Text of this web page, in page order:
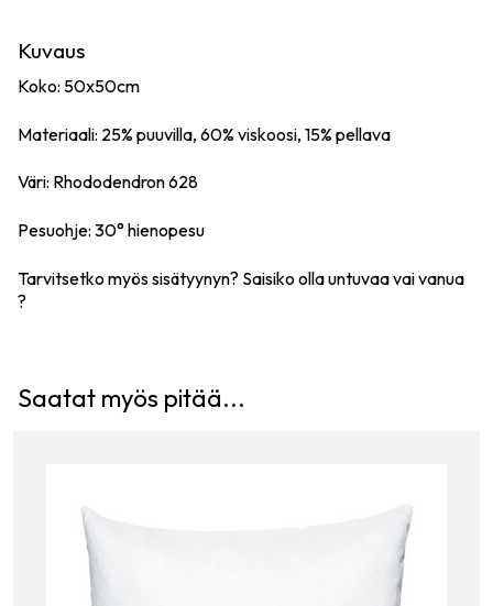
Kuvaus
Koko: 50x50cm
Materiaali: 25% puuvilla, 60% viskoosi, 15% pellava
Väri: Rhododendron 628
Pesuohje: 30° hienopesu
Tarvitsetko myös sisätyynyn? Saisiko ollauntuvaavaivanua
?
Saatat myös pitää...